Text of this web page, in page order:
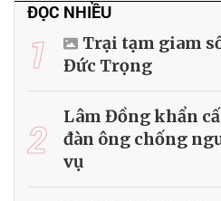
ĐỌC NHIỀU
1
Trại tạm giam
Đức Trọng
2
Lâm Đồng khẩn
đàn ông chống
vụ